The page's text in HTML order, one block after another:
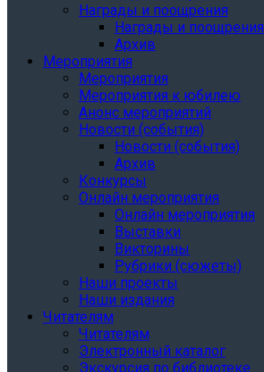
Награды и поощрения
Награды и поощрения
Архив
Мероприятия
Мероприятия
Мероприятия к юбилею
Анонс мероприятий
Новости (события)
Новости (события)
Архив
Конкурсы
Онлайн мероприятия
Онлайн мероприятия
Выставки
Викторины
Рубрики (сюжеты)
Наши проекты
Наши издания
Читателям
Читателям
Электронный каталог
Экскурсия по библиотеке